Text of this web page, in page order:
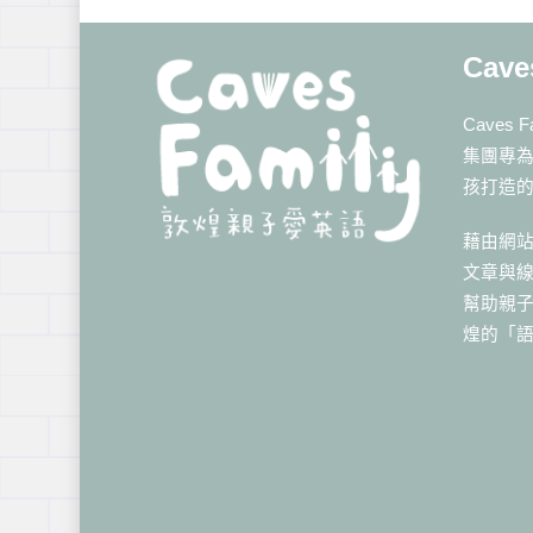
Caves
集團專
孩打造
藉由網
文章與
幫助親
煌的「